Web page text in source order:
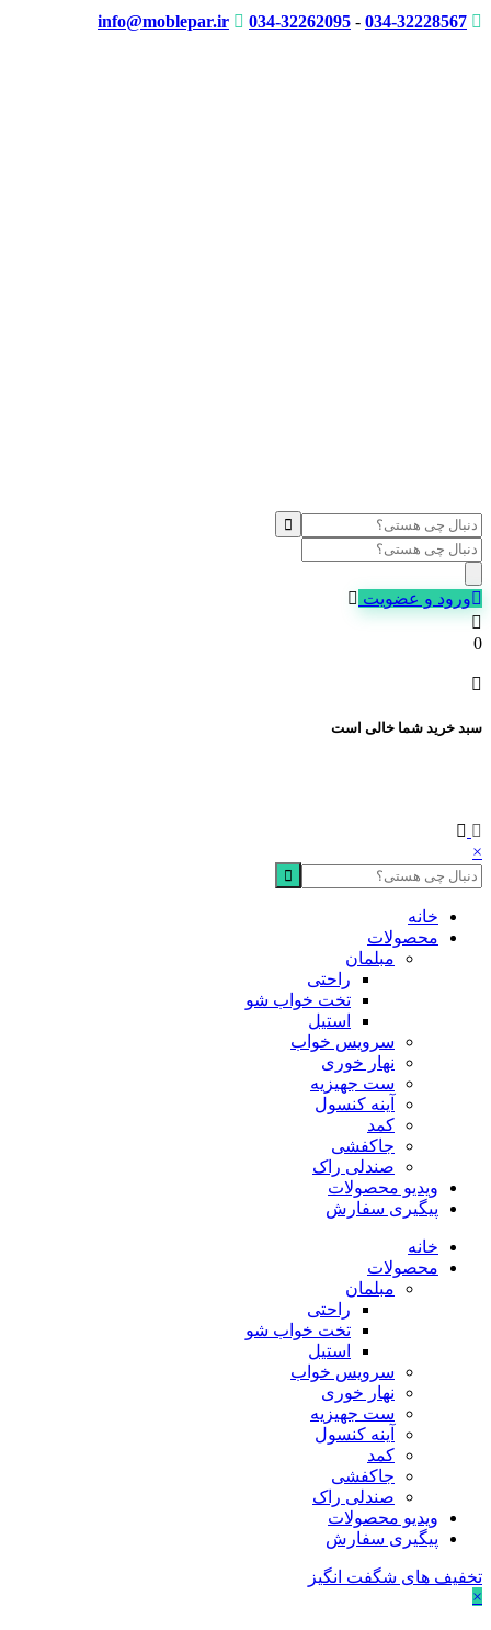
info@moblepar.ir 034-32262095 - 034-32228567
Products
search
ورود و عضویت
0
سبد خرید شما خالی است
×
خانه
محصولات
مبلمان
راحتی
تخت خواب شو
استیل
سرویس خواب
نهار خوری
ست جهیزیه
آینه کنسول
کمد
جاکفشی
صندلی راک
ویدیو محصولات
پیگیری سفارش
خانه
محصولات
مبلمان
راحتی
تخت خواب شو
استیل
سرویس خواب
نهار خوری
ست جهیزیه
آینه کنسول
کمد
جاکفشی
صندلی راک
ویدیو محصولات
پیگیری سفارش
تخفیف های شگفت انگیز
×